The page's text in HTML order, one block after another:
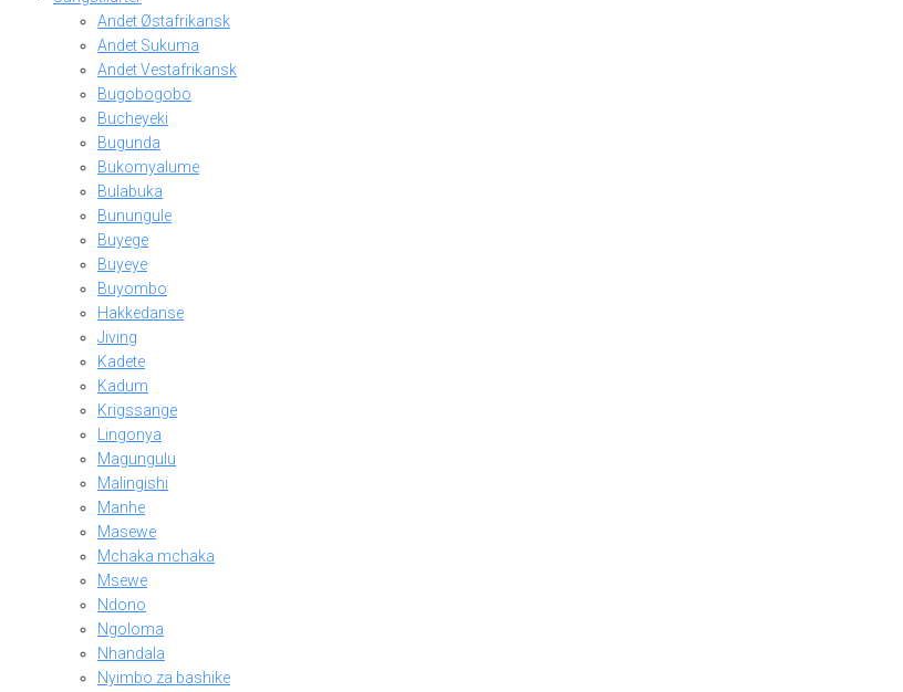
Andet Østafrikansk
Andet Sukuma
Andet Vestafrikansk
Bugobogobo
Bucheyeki
Bugunda
Bukomyalume
Bulabuka
Bunungule
Buyege
Buyeye
Buyombo
Hakkedanse
Jiving
Kadete
Kadum
Krigssange
Lingonya
Magungulu
Malingishi
Manhe
Masewe
Mchaka mchaka
Msewe
Ndono
Ngoloma
Nhandala
Nyimbo za bashike